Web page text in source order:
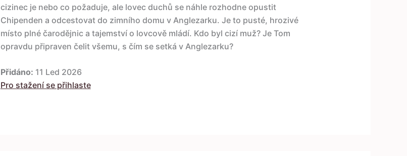
cizinec je nebo co požaduje, ale lovec duchů se náhle rozhodne opustit
Chipenden a odcestovat do zimního domu v Anglezarku. Je to pusté, hrozivé
místo plné čarodějnic a tajemství o lovcově mládí. Kdo byl cizí muž? Je Tom
opravdu připraven čelit všemu, s čím se setká v Anglezarku?
Přidáno: 11 Led 2026
Pro stažení se přihlaste